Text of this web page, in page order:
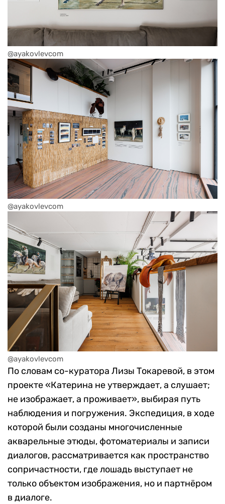
@ayakovlevcom
@ayakovlevcom
@ayakovlevcom
По словам со-куратора Лизы Токаревой, в этом
проекте «Катерина не утверждает, а слушает;
не изображает, а проживает», выбирая путь
наблюдения и погружения. Экспедиция, в ходе
которой были созданы многочисленные
акварельные этюды, фотоматериалы и записи
диалогов, рассматривается как пространство
сопричастности, где лошадь выступает не
только объектом изображения, но и партнёром
в диалоге.